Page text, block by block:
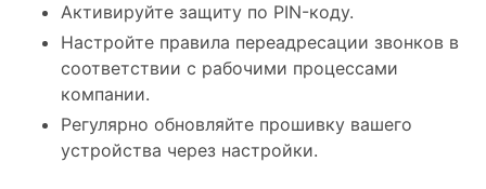
Активируйте защиту по PIN-коду.
Настройте правила переадресации звонков в
соответствии с рабочими процессами
компании.
Регулярно обновляйте прошивку вашего
устройства через настройки.